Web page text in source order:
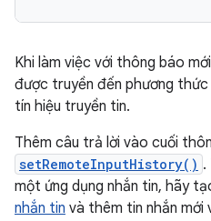
Khi làm việc với thông báo
được truyền đến phương thức
tín hiệu truyền tin.
Thêm câu trả lời vào cuối
setRemoteInputHistory() .
một ứng dụng nhắn tin, hãy
nhắn tin và thêm tin nhắn